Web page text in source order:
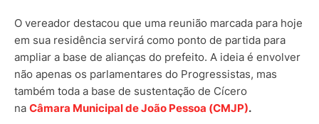
O vereador destacou que uma reunião marcada para hoje
em sua residência servirá como ponto de partida para
ampliar a base de alianças do prefeito. A ideia é envolver
não apenas os parlamentares do Progressistas, mas
também toda a base de sustentação de Cícero
na Câmara Municipal de João Pessoa (CMJP).